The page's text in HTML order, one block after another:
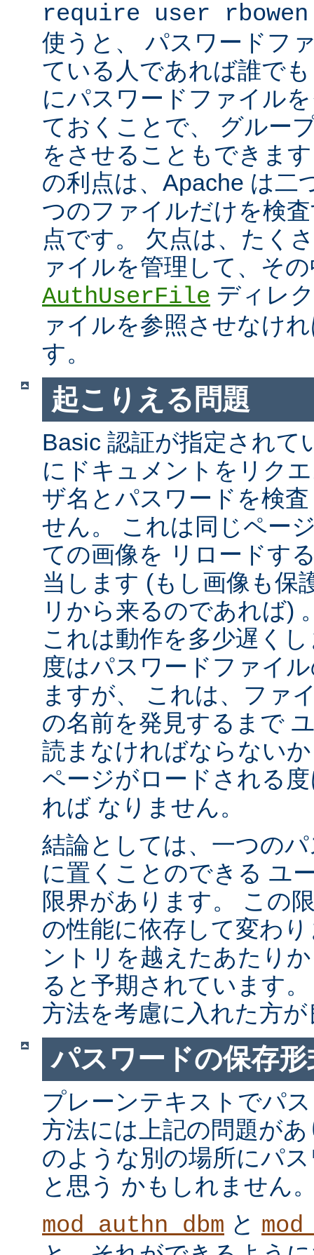
require user rbowen
使うと、 パスワードフ
ている人であれば誰で
にパスワードファイル
ておくことで、 グルー
をさせることもできま
の利点は、Apache は二
つのファイルだけを検
点です。 欠点は、たく
ァイルを管理して、そ
AuthUserFile ディレ
ァイルを参照させなけ
す。
起こりえる問題
Basic 認証が指定されて
にドキュメントをリク
ザ名とパスワードを検
せん。 これは同じペー
ての画像を リロードす
当します (もし画像も保
リから来るのであれば)
これは動作を多少遅く
度はパスワードファイ
ますが、 これは、ファ
の名前を発見するまで
読まなければならない
ページがロードされる
れば なりません。
結論としては、一つの
に置くことのできる ユ
限界があります。 この
の性能に依存して変わ
ントリを越えたあたり
ると予期されています
方法を考慮に入れた方
パスワードの保存
プレーンテキストでパ
方法には上記の問題が
のような別の場所にパ
と思う かもしれません
mod_authn_dbm と